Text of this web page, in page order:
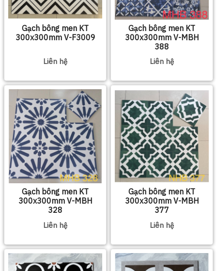
Gạch bông men KT
300x300mm V-F3009
Liên hệ
Gạch bông men KT
300x300mm V-MBH
388
Liên hệ
Gạch bông men KT
300x300mm V-MBH
328
Liên hệ
Gạch bông men KT
300x300mm V-MBH
377
Liên hệ